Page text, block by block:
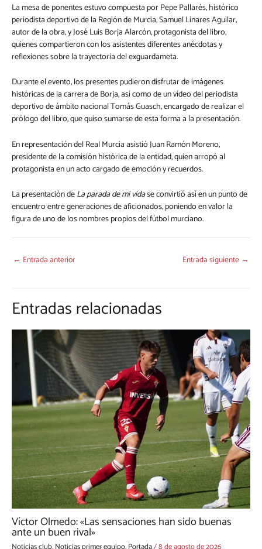
La mesa de ponentes estuvo compuesta por Pepe Pallarés, histórico
periodista deportivo de la Región de Murcia, Samuel Linares Aguilar,
autor de la obra, y José Luis Borja Alarcón, protagonista del libro,
quienes compartieron con los asistentes diferentes anécdotas y
reflexiones sobre la trayectoria del exguardameta.
Durante el evento, los presentes pudieron disfrutar de imágenes
históricas de la carrera de Borja, así como de un vídeo del periodista
deportivo de ámbito nacional Tomás Guasch, encargado de realizar el
prólogo del libro, que quiso sumarse de esta forma a la presentación.
En representación del Real Murcia asistió Juan Ramón Moreno,
presidente de la comisión histórica de la entidad, quien arropó al
protagonista en un acto cargado de emoción y recuerdos.
La presentación deLa parada de mi vidase convirtió así en un punto de
encuentro entre generaciones de aficionados, poniendo en valor la
figura de uno de los nombres propios del fútbol murciano.
← Entrada anterior Entrada siguiente →
Entradas relacionadas
Víctor Olmedo: «Las sensaciones han sido buenas
ante un buen rival»